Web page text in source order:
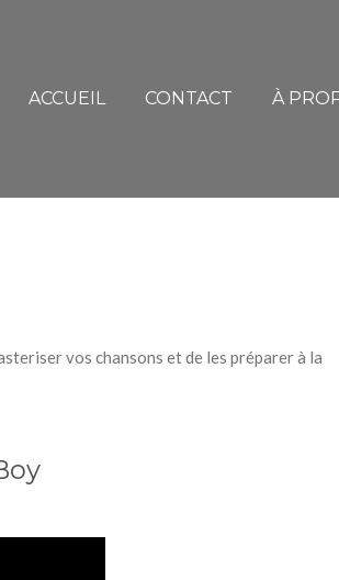
ACCUEIL CONTACT À
vos chansons et de les préparer à la